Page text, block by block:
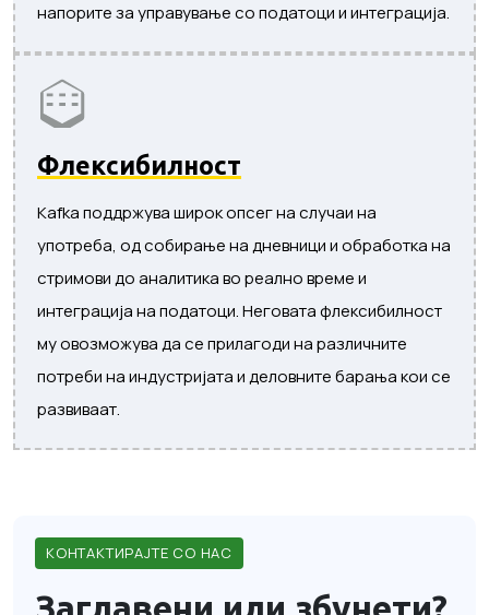
напорите за управување со податоци и интеграција.
Флексибилност
Kafka поддржува широк опсег на случаи на
употреба, од собирање на дневници и обработка на
стримови до аналитика во реално време и
интеграција на податоци. Неговата флексибилност
му овозможува да се прилагоди на различните
потреби на индустријата и деловните барања кои се
развиваат.
КОНТАКТИРАЈТЕ СО НАС